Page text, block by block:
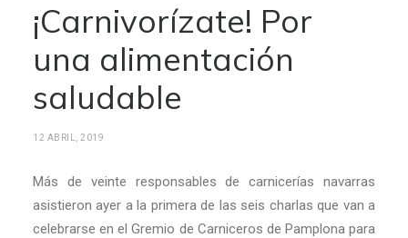
¡Carnivorízate! Por
una alimentación
saludable
12 ABRIL, 2019
Más de veinte responsables de carnicerías navarras
asistieron ayer a la primera de las seis charlas que van a
celebrarse en el Gremio de Carniceros de Pamplona para